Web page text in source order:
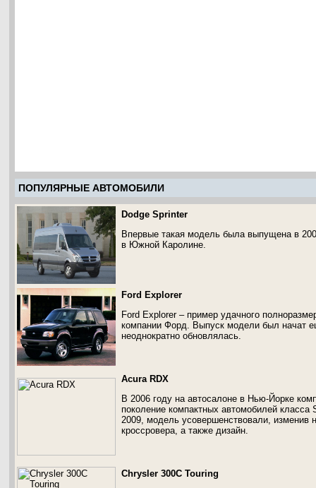
ПОПУЛЯРНЫЕ АВТОМОБИЛИ
Dodge Sprinter
Впервые такая модель была выпущена в
в Южной Каролине.
Ford Explorer
Ford Explorer – пример удачного
компании Форд. Выпуск модели был начат
неоднократно обновлялась.
Acura RDX
В 2006 году на автосалоне в Нью-Йорке
поколение компактных автомобилей
2009, модель усовершенствовали, изменив
кроссровера, а также дизайн.
Chrysler 300C Touring